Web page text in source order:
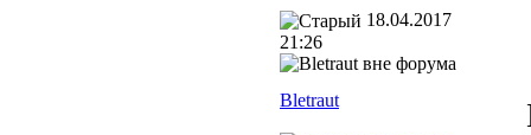
18.04.2017
21:26
Bletraut